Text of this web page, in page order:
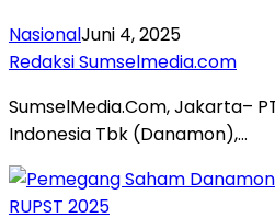
NasionalJuni 4, 2025
Redaksi Sumselmedia.com
SumselMedia.Com, Jakarta–
Indonesia Tbk (Danamon),…